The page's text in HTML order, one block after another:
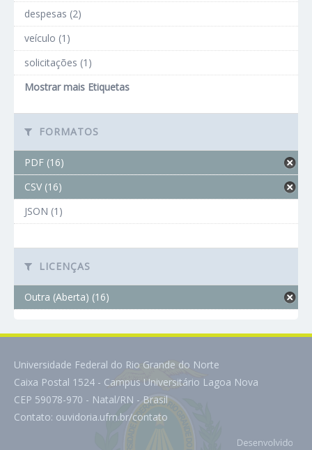
despesas (2)
veículo (1)
solicitações (1)
Mostrar mais Etiquetas
FORMATOS
PDF (16)
CSV (16)
JSON (1)
LICENÇAS
Outra (Aberta) (16)
Universidade Federal do Rio Grande do Norte
Caixa Postal 1524 - Campus Universitário Lagoa Nova
CEP 59078-970 - Natal/RN - Brasil
Contato: ouvidoria.ufrn.br/contato